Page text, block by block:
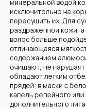
минеральной водой
исключительно на
пересушить их. Для
раздраженной кожи,
волос больше
отличающаяся
содержанием
очищают, не нарушая
обладают легким
прядей; в маски с
капель репейного
дополнительного